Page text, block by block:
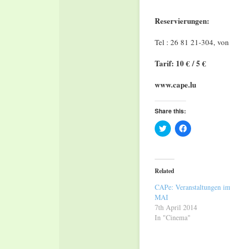
Reservierungen:
Tel : 26 81 21-304,
Tarif: 10 € / 5 €
www.cape.lu
Share this:
Click
to
(Opens
in
new
Click
to
Related
CAPe: Veranstaltungen im
MAI
7th April 2014
In "Cinema"